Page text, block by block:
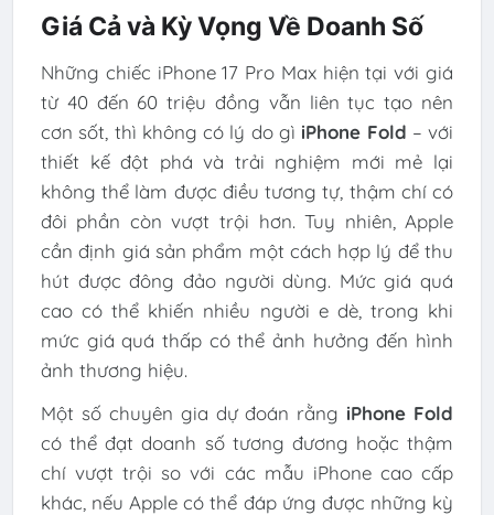
Giá Cả và Kỳ Vọng Về Doanh Số
Những chiếc iPhone 17 Pro Max hiện tại với giá
từ 40 đến 60 triệu đồng vẫn liên tục tạo nên
cơn sốt, thì không có lý do gì iPhone Fold – với
thiết kế đột phá và trải nghiệm mới mẻ lại
không thể làm được điều tương tự, thậm chí có
đôi phần còn vượt trội hơn. Tuy nhiên, Apple
cần định giá sản phẩm một cách hợp lý để thu
hút được đông đảo người dùng. Mức giá quá
cao có thể khiến nhiều người e dè, trong khi
mức giá quá thấp có thể ảnh hưởng đến hình
ảnh thương hiệu.
Một số chuyên gia dự đoán rằng iPhone Fold
có thể đạt doanh số tương đương hoặc thậm
chí vượt trội so với các mẫu iPhone cao cấp
khác, nếu Apple có thể đáp ứng được những kỳ